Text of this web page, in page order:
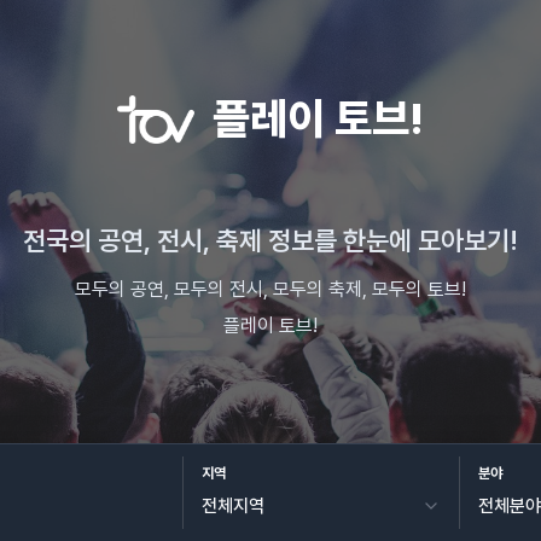
플레이 토브!
전국의 공연, 전시, 축제 정보를 한눈에 모아보기!
모두의 공연, 모두의 전시, 모두의 축제, 모두의 토브!
플레이 토브!
지역 분야